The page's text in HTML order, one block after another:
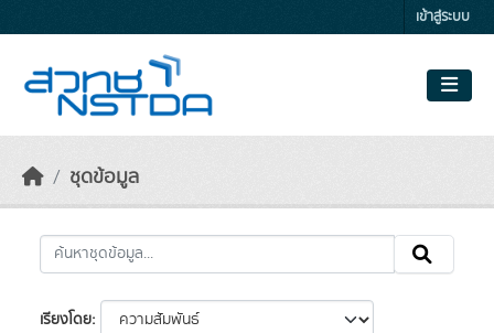
เข้าสู่ระบบ
ชุดข้อมูล
เรียงโดย